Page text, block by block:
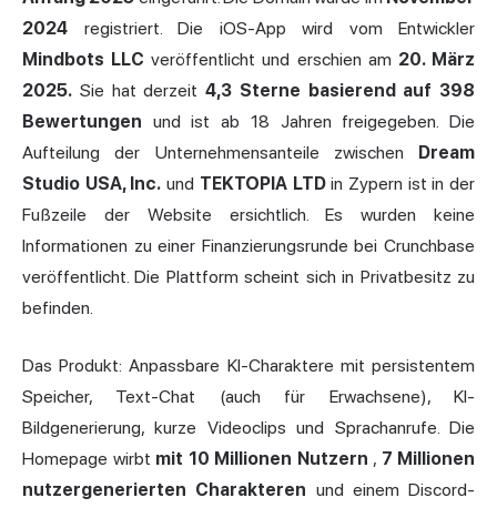
2024 registriert. Die iOS-App wird vom Entwickler
Mindbots LLC veröffentlicht und erschien am 20. März
2025. Sie hat derzeit 4,3 Sterne basierend auf 398
Bewertungen und ist ab 18 Jahren freigegeben. Die
Aufteilung der Unternehmensanteile zwischen Dream
Studio USA, Inc. und TEKTOPIA LTDin Zypern ist in der
Fußzeile der Website ersichtlich. Es wurden keine
Informationen zu einer Finanzierungsrunde bei Crunchbase
veröffentlicht. Die Plattform scheint sich in Privatbesitz zu
befinden.
Das Produkt: Anpassbare KI-Charaktere mit persistentem
Speicher, Text-Chat (auch für Erwachsene), KI-
Bildgenerierung, kurze Videoclips und Sprachanrufe. Die
Homepage wirbt mit 10 Millionen Nutzern , 7 Millionen
nutzergenerierten Charakteren und einem Discord-